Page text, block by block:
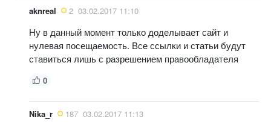
aknreal 2 03.02.2017 11:10
Ну в данный момент только доделывает сайт и
нулевая посещаемость. Все ссылки и статьи будут
ставиться лишь с разрешением правообладателя
0
Nika_r 187 03.02.2017 11:13